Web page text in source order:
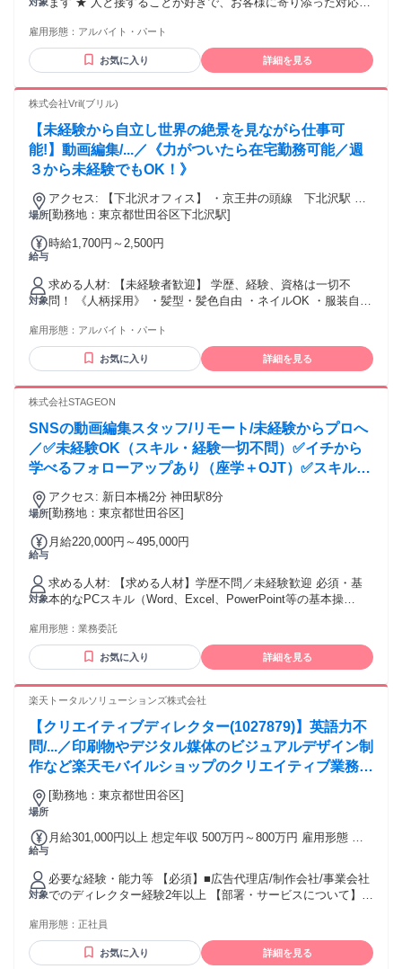
働ける方 ★ チームワークを大切にできる方 ★ 受付・接客の
お仕事に抵抗がない方 フォトスタジオ経験・ヘアメイクやカ
メラの経験が少しでもある方も大歓迎♪ 「興味がある！」とい
雇用形態： アルバイト・パート
お気に入り 詳細を見る
株式会社Vril(ブリル)
【未経験から自立し世界の絶景を見ながら仕事可
能!】動画編集/...／《力がついたら在宅勤務可能／週
３から未経験でもOK！》
場所
アクセス: 【下北沢オフィス】 ・京王井の頭線 下北沢駅 ・
小田急小田原線 下北沢駅
[勤務地：東京都世田谷区下北沢駅]
給与
時給1,700円～2,500円
対象
求める人材: 【未経験者歓迎】 学歴、経験、資格は一切不
問！ 《人柄採用》 ・髪型・髪色自由 ・ネイルOK ・服装自由
雇用形態： アルバイト・パート
お気に入り 詳細を見る
株式会社STAGEON
SNSの動画編集スタッフ/リモート/未経験からプロへ
／✅未経験OK（スキル・経験一切不問）✅イチから
学べるフォローアップあり（座学＋OJT）✅スキル習
得期間後フルリモートOK（必要に応じてオフィス稼
働あり）✅ゆくゆくはプロデューサーを目指せる（顧
場所
アクセス: 新日本橋2分 神田駅8分
[勤務地：東京都世田谷区]
給与
月給220,000円～495,000円
対象
求める人材: 【求める人材】学歴不問／未経験歓迎 必須・基
本的なPCスキル（Word、Excel、PowerPoint等の基本操
きる方（業務で使用） 歓迎（なくてもOK）・Premiere Pro／
Photoshopの基本スキル・営業、接客、販売などの対人コミュ
ニケーション経験・マーケティング／SNS運用への興味
雇用形態： 業務委託
お気に入り 詳細を見る
楽天トータルソリューションズ株式会社
【クリエイティブディレクター(1027879)】英語力不
問/...／印刷物やデジタル媒体のビジュアルデザイン制
作など楽天モバイルショップのクリエイティブ業務を
お任せ致します。各部署と議論しながら、ユーザーを
基軸にしたコミュニケーションを設計いただくことが
場所
[勤務地：東京都世田谷区]
給与
月給301,000円以上 想定年収 500万円～800万円 雇用形態 正
￥301,000～ 基本給￥228,608～ 固定残業代￥72,392～を含
む/月 諸手当：通勤手当（会社規定に基づき支給）、残業手当
（固定残業代制 超過分別途支給） 試用期間 有 期間：3ヶ月
備考：変更無
対象
必要な経験・能力等 【必須】■広告代理店/制作会社/事業会社
でのディレクター経験2年以上 【部署・サービスについて】楽
る中で、単なる制作業務にとどまらず、マーケティング戦略
の上流工程から構想を練る戦略的なアプローチを実施してい
ます。楽天モバイルショップのプロモーションを通じて、ク
雇用形態： 正社員
お気に入り 詳細を見る